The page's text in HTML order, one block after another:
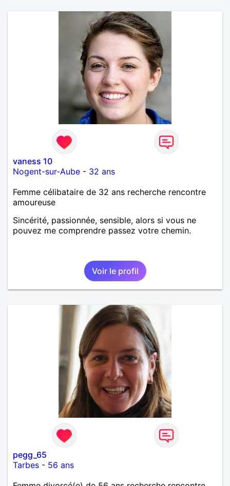
vaness 10
Nogent-sur-Aube - 32 ans
Femme célibataire de 32 ans recherche rencontre
amoureuse
Sincérité, passionnée, sensible, alors si vous ne
pouvez me comprendre passez votre chemin.
Voir le profil
pegg_65
Tarbes - 56 ans